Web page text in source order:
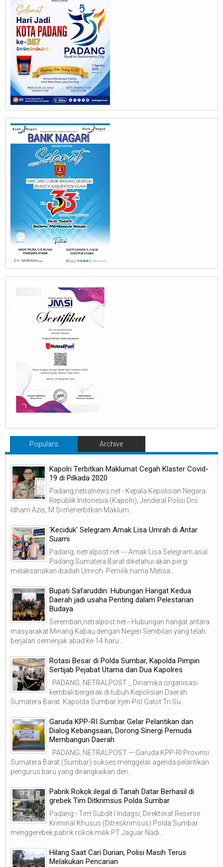
Populars Archive
Kapolri Terbitkan Maklumat Cegah Klaster Covid-
19 di Pilkada 2020
Padang,netralnews.net - Kepala Kepolisian Negara
Republik Indonesia (Kapolri), Jenderal Polisi Drs.
Idham Azis, M.Si menerbitkan Maklum...
'Keciduk' Selegram Amak Lisa Umrah di Antar
Suami
Padang, netralpost.net --- Amak Lisa Selegram asal
Padang Sumatera Barat diketahui akan pergi
melaksanakan ibadah Umroh. Pemilik nama Melisa...
Bupati Safaruddin: Hubungan Hangat Kedua
Daerah jadi usaha Penting dalam Pelestarian
Budaya
Seremban,netralpost.net-- Hubungan hangat antara
masyarakat Minang Kabau dengan Negeri Sembilan yang telah
berjalan semenjak abad ke-14 haru...
Rotasi Besar di Polda Sumbar, Kapolda Pimpin
Sertijab Pejabat Utama dan Dua Kapolres
PADANG, NETRALPOST _ Dinamika organisasi
kembali bergerak di tubuh Kepolisian Daerah
Sumatera Barat. Kapolda Sumbar Irjen Pol Gatot Tri Su...
Garuda KPP-RI Sumbar Gelar Pelantikan dan
Dialog Kebangsaan, Dorong Sinergi Pemuda
Membangun Daerah
PADANG, NETRALPOST — Garuda KPP-RI Provinsi
Sumatera Barat (Sumbar) sukses menggelar agenda pelantikan
pengurus baru yang dirangkaikan den...
Pabrik Rokok ilegal di Tanah Datar Berhasil di
grebek Tim Ditkrimsus Polda Sumbar
Padang - Tim Subdit I Indagsi, Direktorat Reserse
Kriminal Khusus (Ditreskrimsus) Polda Sumbar
menggerebek pabrik rokok milik PT Jaguar Nadi...
Hilang Saat Cari Durian, Polisi Masih Terus
Melakukan Pencarian